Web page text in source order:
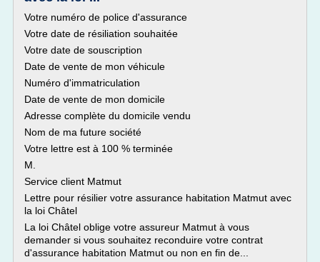
Votre numéro de police d'assurance
Votre date de résiliation souhaitée
Votre date de souscription
Date de vente de mon véhicule
Numéro d'immatriculation
Date de vente de mon domicile
Adresse complète du domicile vendu
Nom de ma future société
Votre lettre est à 100 % terminée
M.
Service client Matmut
Lettre pour résilier votre assurance habitation Matmut avec
la loi Châtel
La loi Châtel oblige votre assureur Matmut à vous
demander si vous souhaitez reconduire votre contrat
d'assurance habitation Matmut ou non en fin de...